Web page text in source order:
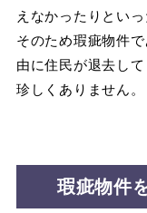
えなかったりとい
そのため瑕疵物件
由に住民が退去し
珍しくありません。
瑕疵物件